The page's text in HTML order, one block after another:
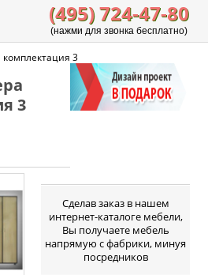
(495) 724-47-80
(нажми для звонка бесплатно)
3
3
Cделав заказ в нашем
интернет-каталоге мебели,
Вы получаете мебель
напрямую с фабрики, минуя
посредников